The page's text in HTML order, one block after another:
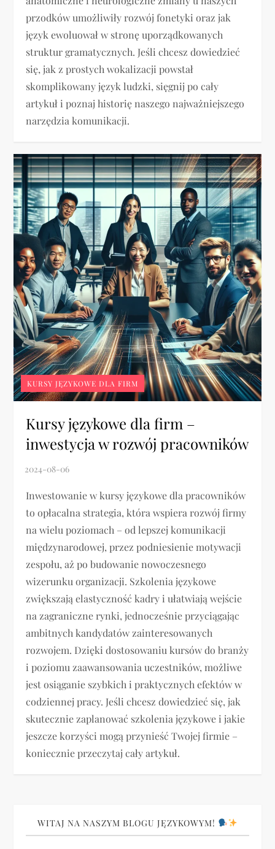
przodków umożliwiły rozwój fonetyki oraz jak
język ewoluował w stronę uporządkowanych
struktur gramatycznych. Jeśli chcesz dowiedzieć
się, jak z prostych wokalizacji powstał
skomplikowany język ludzki, sięgnij po cały
artykuł i poznaj historię naszego najważniejszego
narzędzia komunikacji.
KURSY JĘZYKOWE DLA FIRM
Kursy językowe dla firm –
inwestycja w rozwój pracowników
Inwestowanie w kursy językowe dla pracowników
to opłacalna strategia, która wspiera rozwój firmy
na wielu poziomach – od lepszej komunikacji
międzynarodowej, przez podniesienie motywacji
zespołu, aż po budowanie nowoczesnego
wizerunku organizacji. Szkolenia językowe
zwiększają elastyczność kadry i ułatwiają wejście
na zagraniczne rynki, jednocześnie przyciągając
ambitnych kandydatów zainteresowanych
rozwojem. Dzięki dostosowaniu kursów do branży
i poziomu zaawansowania uczestników, możliwe
jest osiąganie szybkich i praktycznych efektów w
codziennej pracy. Jeśli chcesz dowiedzieć się, jak
skutecznie zaplanować szkolenia językowe i jakie
jeszcze korzyści mogą przynieść Twojej firmie –
koniecznie przeczytaj cały artykuł.
WITAJ NA NASZYM BLOGU JĘZYKOWYM!